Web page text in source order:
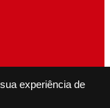
experiência de